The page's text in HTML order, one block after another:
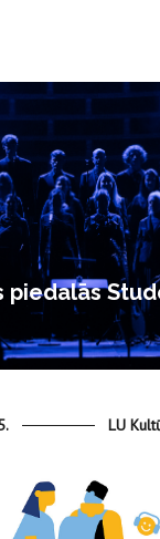
piedalās
LU